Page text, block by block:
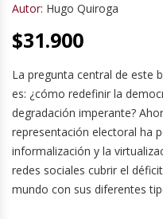
Autor: Hugo Quiroga
$31.900
La pregunta central de este
es: ¿cómo redefinir la
degradación imperante?
representación electoral ha
informalización y la
redes sociales cubrir el
mundo con sus diferentes